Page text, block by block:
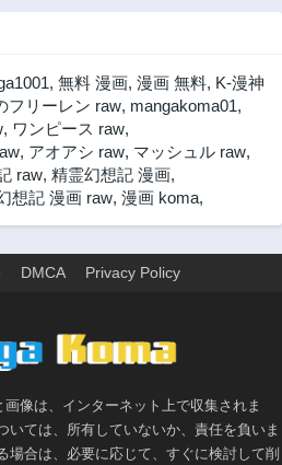
第28話
3年前
第26話
3年前
第24話
第22話
3年前
3年前
第16話
3年前
, 無料 漫画, 漫画 無料, K-漫神
フリーレン raw, mangakoma01,
, ワンピース raw,
, アオアシ raw, マッシュル raw,
raw, 精霊幻想記 漫画,
想記 漫画 raw, 漫画 koma,
DMCA Privacy Policy
像は、インターネット上で収集されま
いては、所有していないか、責任を負いま
場合は、必要に応じて、すぐに検討して削